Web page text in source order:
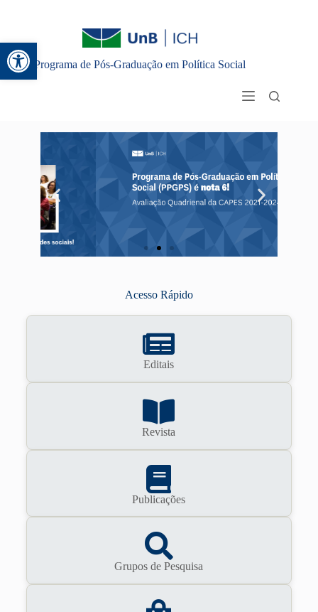
Abrir a barra de ferramentas
Programa de Pós-Graduação em Política Social
Acesso Rápido
Editais
Revista
Publicações
Grupos de Pesquisa